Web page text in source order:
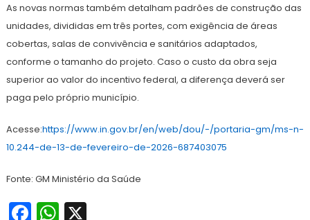
As novas normas também detalham padrões de construção das
unidades, divididas em três portes, com exigência de áreas
cobertas, salas de convivência e sanitários adaptados,
conforme o tamanho do projeto. Caso o custo da obra seja
superior ao valor do incentivo federal, a diferença deverá ser
paga pelo próprio município.
Acesse:https://www.in.gov.br/en/web/dou/-/portaria-gm/ms-n-
10.244-de-13-de-fevereiro-de-2026-687403075
Fonte: GM Ministério da Saúde
Facebook
WhatsApp
X